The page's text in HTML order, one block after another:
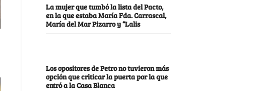
La mujer que tumbó la lista del Pacto,
en la que estaba María Fda. Carrascal,
María del Mar Pizarro y “Lalis
Los opositores de Petro no tuvieron más
opción que criticar la puerta por la que
entró a la Casa Blanca